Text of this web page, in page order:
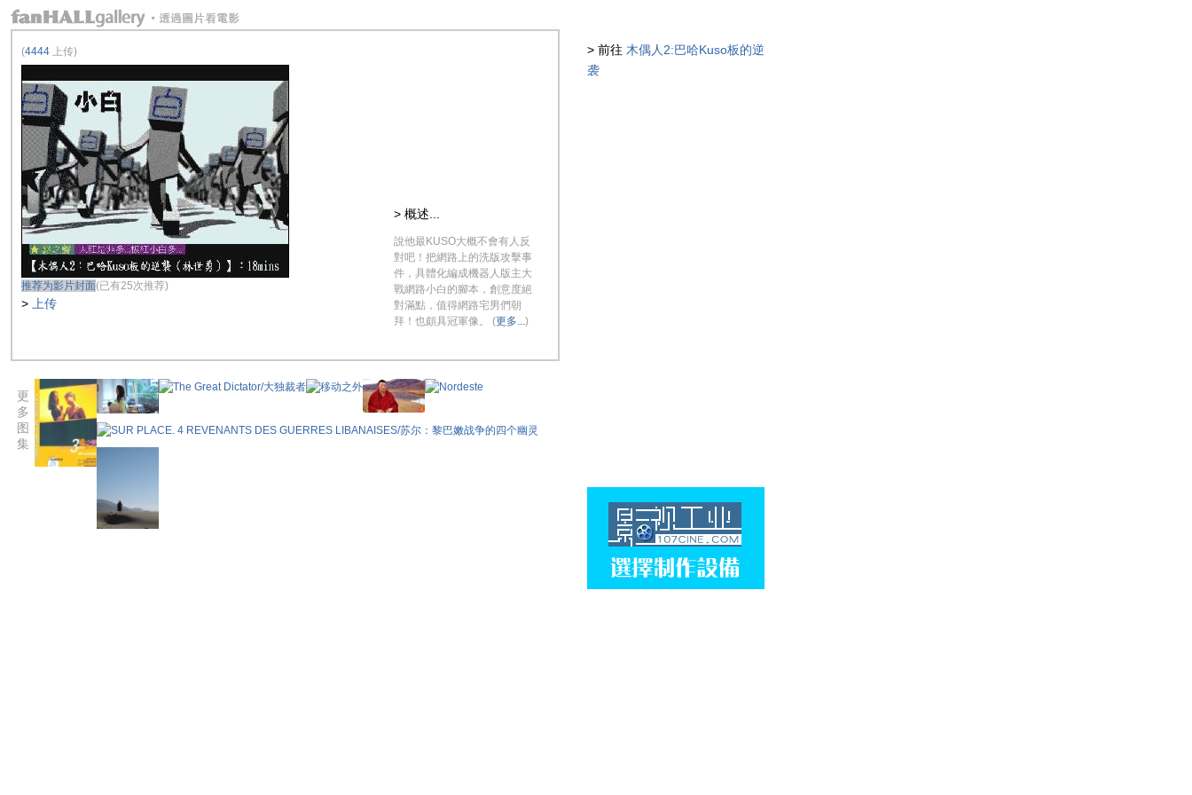
> 前往 木偶人2:巴哈Kuso板的逆
袭
> 概述...
說他最KUSO大概不會有人反
對吧！把網路上的洗版攻擊事
件，具體化編成機器人版主大
戰網路小白的腳本，創意度絕
對滿點，值得網路宅男們朝
拜！也頗具冠軍像。 (更多...)
(4444 上传)
推荐为影片封面(已有25次推荐)
> 上传
更
多
图
集